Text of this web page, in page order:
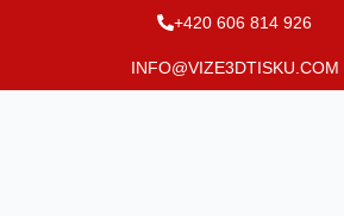
+420 606 814 926
INFO@VIZE3DTISKU.COM